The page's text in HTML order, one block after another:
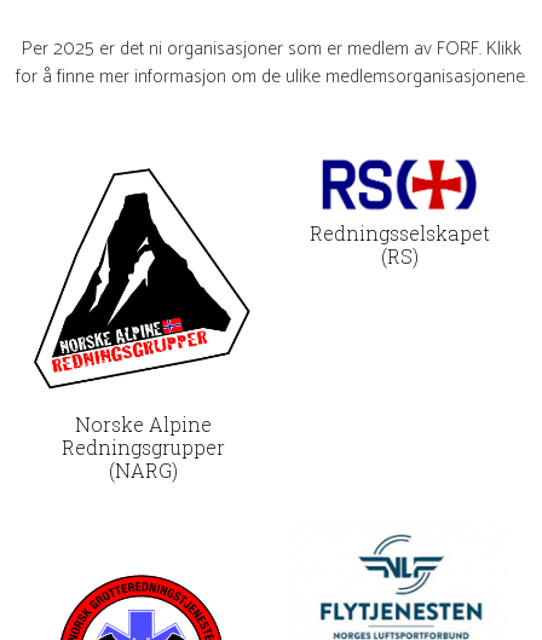
Per 2025 er det ni organisasjoner som er medlem av FORF. Klikk
for å finne mer informasjon om de ulike medlemsorganisasjonene.
Norske Alpine
Redningsgrupper
(NARG)
Redningsselskapet
(RS)